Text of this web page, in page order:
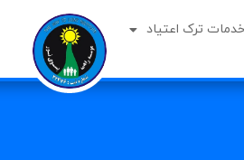
خدمات ترک اعتیاد